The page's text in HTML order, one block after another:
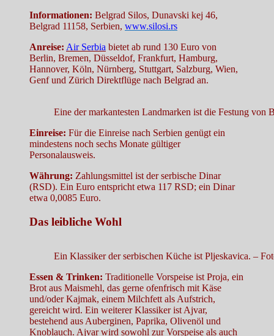
Informationen: Belgrad Silos, Dunavski kej 46,
Belgrad 11158, Serbien, www.silosi.rs
Anreise: Air Serbia bietet ab rund 130 Euro von
Berlin, Bremen, Düsseldof, Frankfurt, Hamburg,
Hannover, Köln, Nürnberg, Stuttgart, Salzburg, Wien,
Genf und Zürich Direktflüge nach Belgrad an.
Eine der markantesten Landmarken ist die Festung
Einreise: Für die Einreise nach Serbien genügt ein
mindestens noch sechs Monate gültiger
Personalausweis.
Währung: Zahlungsmittel ist der serbische Dinar
(RSD). Ein Euro entspricht etwa 117 RSD; ein Dinar
etwa 0,0085 Euro.
Das leibliche Wohl
Ein Klassiker der serbischen Küche ist Pljeskavica. –
Essen & Trinken: Traditionelle Vorspeise ist Proja, ein
Brot aus Maismehl, das gerne ofenfrisch mit Käse
und/oder Kajmak, einem Milchfett als Aufstrich,
gereicht wird. Ein weiterer Klassiker ist Ajvar,
bestehend aus Auberginen, Paprika, Olivenöl und
Knoblauch. Ajvar wird sowohl zur Vorspeise als auch